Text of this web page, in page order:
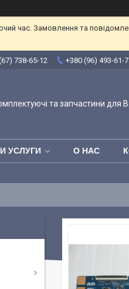
час. Замовлення та
738-65-12 +380 (96) 493-61-
та запчастини для
УСЛУГИ О НАС